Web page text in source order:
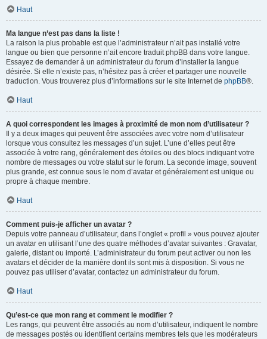
Haut
Ma langue n’est pas dans la liste !
La raison la plus probable est que l’administrateur n’ait pas installé votre
langue ou bien que personne n’ait encore traduit phpBB dans votre langue.
Essayez de demander à un administrateur du forum d’installer la langue
désirée. Si elle n’existe pas, n’hésitez pas à créer et partager une nouvelle
traduction. Vous trouverez plus d’informations sur le site Internet de phpBB®.
Haut
A quoi correspondent les images à proximité de mon nom d’utilisateur ?
Il y a deux images qui peuvent être associées avec votre nom d’utilisateur
lorsque vous consultez les messages d’un sujet. L’une d’elles peut être
associée à votre rang, généralement des étoiles ou des blocs indiquant votre
nombre de messages ou votre statut sur le forum. La seconde image, souvent
plus grande, est connue sous le nom d’avatar et généralement est unique ou
propre à chaque membre.
Haut
Comment puis-je afficher un avatar ?
Depuis votre panneau d’utilisateur, dans l’onglet « profil » vous pouvez ajouter
un avatar en utilisant l’une des quatre méthodes d’avatar suivantes : Gravatar,
galerie, distant ou importé. L’administrateur du forum peut activer ou non les
avatars et décider de la manière dont ils sont mis à disposition. Si vous ne
pouvez pas utiliser d’avatar, contactez un administrateur du forum.
Haut
Qu’est-ce que mon rang et comment le modifier ?
Les rangs, qui peuvent être associés au nom d’utilisateur, indiquent le nombre
de messages postés ou identifient certains membres tels que les modérateurs